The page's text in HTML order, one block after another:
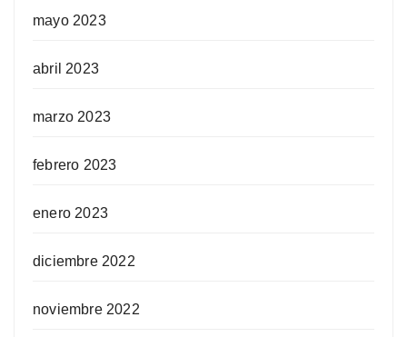
mayo 2023
abril 2023
marzo 2023
febrero 2023
enero 2023
diciembre 2022
noviembre 2022